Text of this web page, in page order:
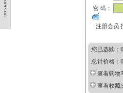
密 码：
注册会员
您已选购：
总计价格：
查看购物
查看收藏